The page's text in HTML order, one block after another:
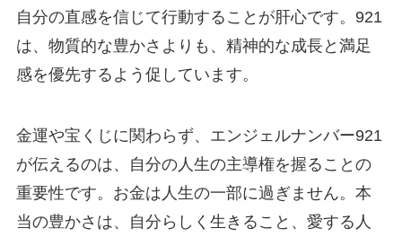
自分の直感を信じて行動することが肝心です。921
は、物質的な豊かさよりも、精神的な成長と満足
感を優先するよう促しています。
金運や宝くじに関わらず、エンジェルナンバー921
が伝えるのは、自分の人生の主導権を握ることの
重要性です。お金は人生の一部に過ぎません。本
当の豊かさは、自分らしく生きること、愛する人